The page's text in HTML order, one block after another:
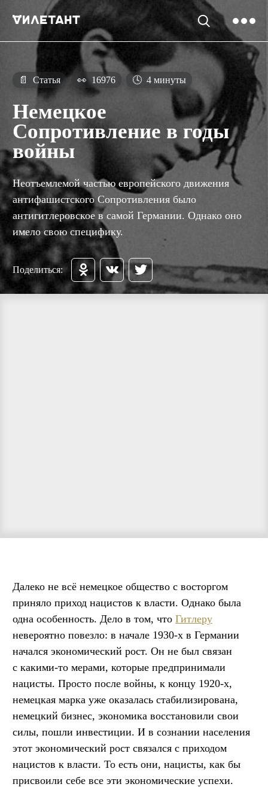
📄 Статья 👀 16976 🕓 4 минуты
Немецкое
Сопротивление в годы
войны
Неотъемлемой частью европейского движения
антифашистского Сопротивления было
антигитлеровское в самой Германии. Однако оно
имело свою специфику.
Поделиться:
Далеко не всё немецкое общество с восторгом
приняло приход нацистов к власти. Однако была
одна особенность. Дело в том, что Гитлеру
невероятно повезло: в начале 1930-х в Германии
начался экономический рост. Он не был связан
с какими-то мерами, которые предпринимали
нацисты. Просто после войны, к концу 1920-х,
немецкая марка уже оказалась стабилизирована,
немецкий бизнес, экономика восстановили свои
силы, пошли инвестиции. И в сознании населения
этот экономический рост связался с приходом
нацистов к власти. То есть они, нацисты, как бы
присвоили себе все эти экономические успехи.